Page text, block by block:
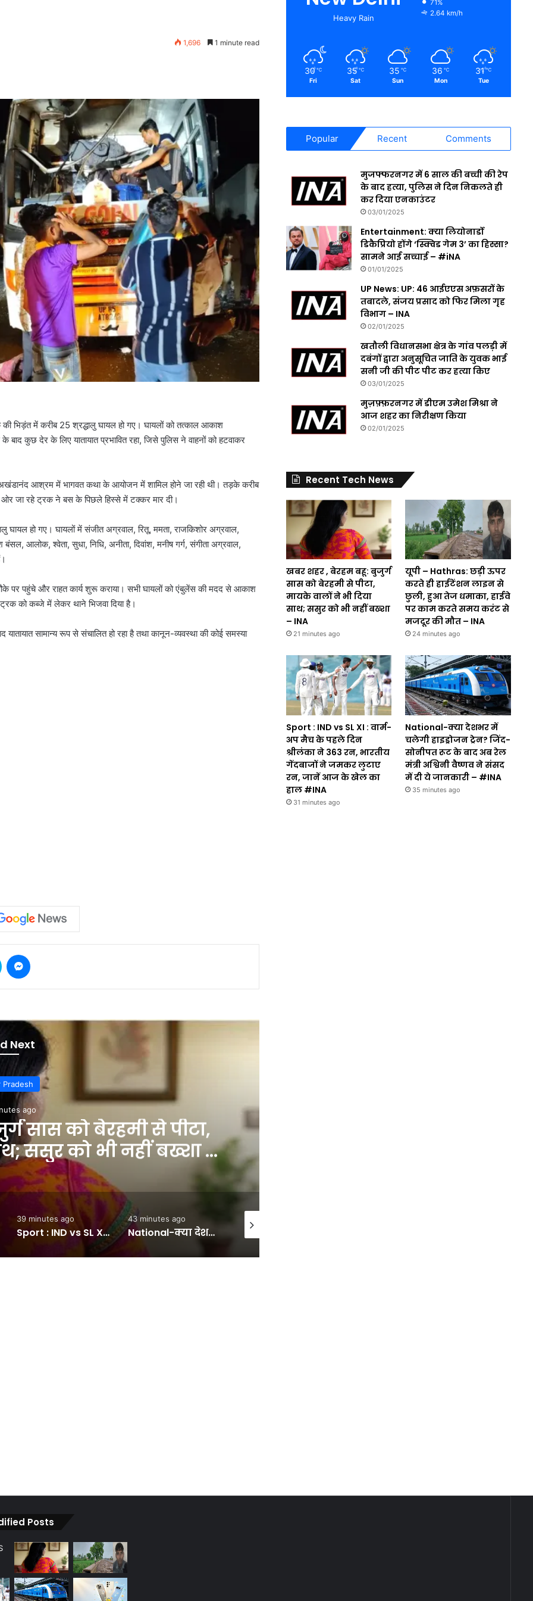
1,696 1 minute read
भिड़ंत में करीब 25 श्रद्धालु घायल हो गए। घायलों को तत्काल आकाश
कुछ देर के लिए यातायात प्रभावित रहा, जिसे पुलिस ने वाहनों को हटवाकर
आश्रम में भागवत कथा के आयोजन में शामिल होने जा रही थी। तड़के करीब
जा रहे ट्रक ने बस के पिछले हिस्से में टक्कर मार दी।
हो गए। घायलों में संजीत अग्रवाल, रितू, ममता, राजकिशोर अग्रवाल,
आलोक, श्वेता, सुधा, निधि, अनीता, दिवांश, मनीष गर्ग, संगीता अग्रवाल,
पर पहुंचे और राहत कार्य शुरू कराया। सभी घायलों को एंबुलेंस की मदद से आकाश
को कब्जे में लेकर थाने भिजवा दिया है।
सामान्य रूप से संचालित हो रहा है तथा कानून-व्यवस्था की कोई समस्या
Next
Pradesh
ago
सास को बेरहमी से पीटा,
ससुर को भी नहीं बख्शा –
39 minutes ago
Sport : IND vs SL XI : वार्म-अप मैच के पहले दिन श्रीलंका ने 363 रन, भारतीय गेंदबाजों ने जमकर लुटाए रन, जानें आज के खेल का हाल #INA
43 minutes ago
National-क्या देशभर में चलेगी हाइड्रोजन ट्रेन? जिंद-सोनीपत रूट के बाद अब रेल मंत्री अश्विनी वैष्णव ने संसद में दी ये जानकारी – #INA
Heavy Rain
71%
2.64 km/h
30 ℃
Fri
35 ℃
Sat
35 ℃
Sun
36 ℃
Mon
31 ℃
Tue
Popular Recent Comments
मुजफ्फरनगर में 6 साल की बच्ची की रेप
के बाद हत्या, पुलिस ने दिन निकलते ही
कर दिया एनकाउंटर
03/01/2025
Entertainment: क्या लियोनार्डो
डिकैप्रियो होंगे ‘स्क्विड गेम 3’ का हिस्सा?
सामने आई सच्चाई – #iNA
01/01/2025
UP News: UP: 46 आईएएस अफ़सरों के
तबादले, संजय प्रसाद को फिर मिला गृह
विभाग – INA
02/01/2025
खतौली विधानसभा क्षेत्र के गांव पलड़ी में
दबंगों द्वारा अनुसूचित जाति के युवक भाई
सनी जी की पीट पीट कर हत्या किए
03/01/2025
मुज़फ़्फ़रनगर में डीएम उमेश मिश्रा ने
आज शहर का निरीक्षण किया
02/01/2025
Recent Tech News
खबर शहर , बेरहम बहू: बुजुर्ग
सास को बेरहमी से पीटा,
मायके वालों ने भी दिया
साथ; ससुर को भी नहीं बख्शा
– INA
21 minutes ago
यूपी – Hathras: छड़ी ऊपर
करते ही हाईटेंशन लाइन से
छुली, हुआ तेज धमाका, हाईवे
पर काम करते समय करंट से
मजदूर की मौत – INA
24 minutes ago
Sport : IND vs SL XI : वार्म-
अप मैच के पहले दिन
श्रीलंका ने 363 रन, भारतीय
गेंदबाजों ने जमकर लुटाए
रन, जानें आज के खेल का
हाल #INA
31 minutes ago
National-क्या देशभर में
चलेगी हाइड्रोजन ट्रेन? जिंद-
सोनीपत रूट के बाद अब रेल
मंत्री अश्विनी वैष्णव ने संसद
में दी ये जानकारी – #INA
35 minutes ago
Posts